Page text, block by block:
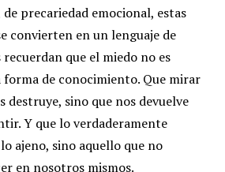
precariedad emocional, estas
convierten en un lenguaje de
recuerdan que el miedo no es
forma de conocimiento. Que mirar
destruye, sino que nos devuelve
Y que lo verdaderamente
ajeno, sino aquello que no
en nosotros mismos.